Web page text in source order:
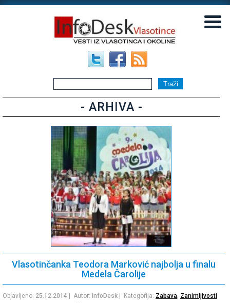
- ARHIVA -
Vlasotinčanka Teodora Marković najbolja u finalu
Medela Čarolije
Objavljeno: 25.12.2014 | Autor: InfoDesk | Kategorija: Zabava, Zanimljivosti